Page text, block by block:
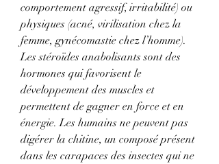
comportement agressif, irritabilité) ou
physiques (acné, virilisation chez la
femme, gynécomastie chez l’homme).
Les stéroïdes anabolisants sont des
hormones qui favorisent le
développement des muscles et
permettent de gagner en force et en
énergie. Les humains ne peuvent pas
digérer la chitine, un composé présent
dans les carapaces des insectes qui ne